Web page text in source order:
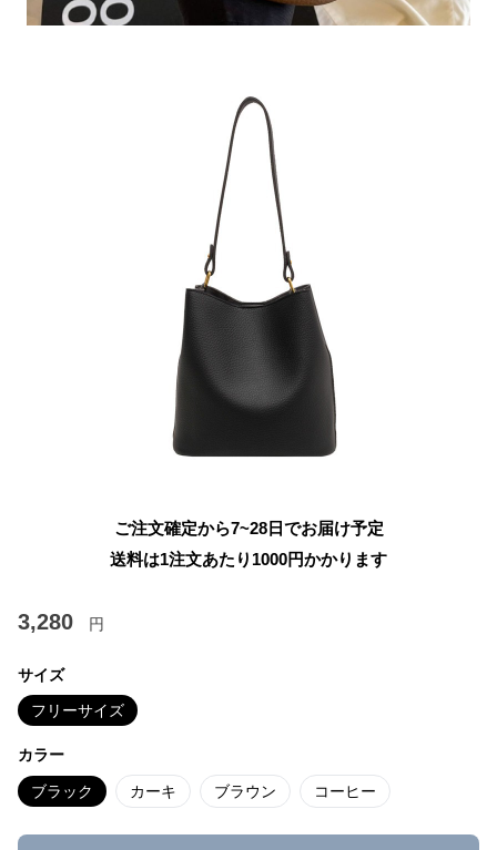
ご注文確定から7~28日でお届け予定
送料は1注文あたり 1000円かかります
3,280 円
サイズ
フリーサイズ
カラー
ブラック カーキ ブラウン コーヒー